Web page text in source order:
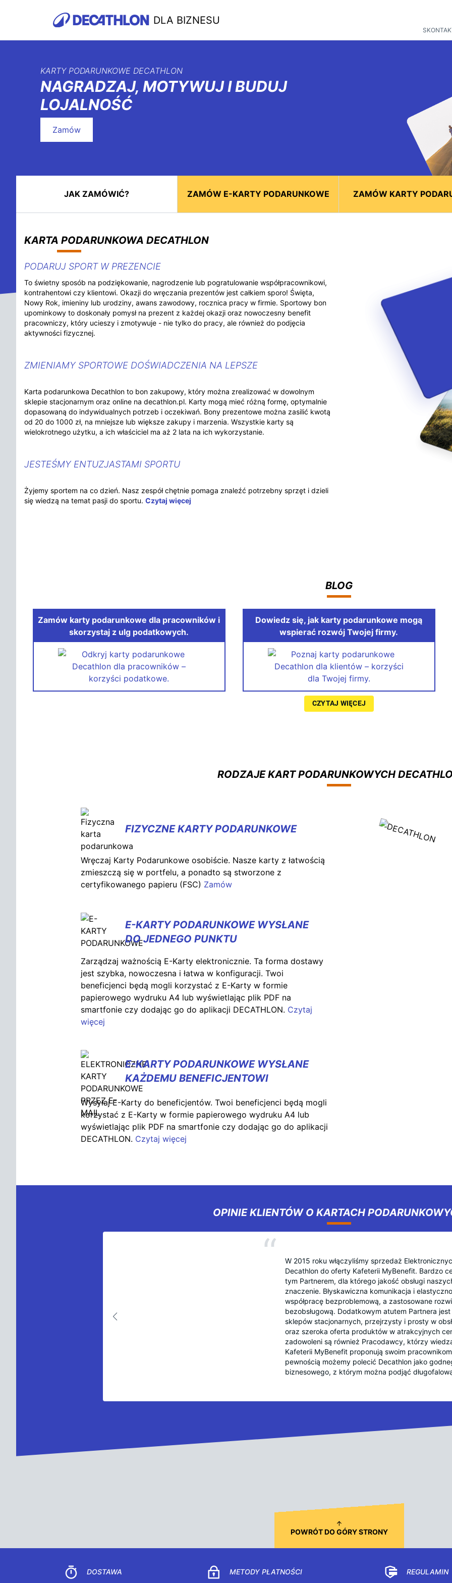
DLA BIZNESU
KARTY PODARUNKOWE DECATHLON
NAGRADZAJ, MOTYWUJ I BUDUJ
LOJALNOŚĆ
Zamów
JAK ZAMÓWIĆ? ZAMÓW E-KARTY PODARUNKOWE ZAMÓW KARTY
KARTA PODARUNKOWA DECATHLON
PODARUJ SPORT W PREZENCIE
To świetny sposób na podziękowanie, nagrodzenie lub pogratulowanie współpracownikowi,
kontrahentowi czy klientowi. Okazji do wręczania prezentów jest całkiem sporo! Święta,
Nowy Rok, imieniny lub urodziny, awans zawodowy, rocznica pracy w firmie. Sportowy bon
upominkowy to doskonały pomysł na prezent z każdej okazji oraz nowoczesny benefit
pracowniczy, który ucieszy i zmotywuje - nie tylko do pracy, ale również do podjęcia
aktywności fizycznej.
ZMIENIAMY SPORTOWE DOŚWIADCZENIA NA LEPSZE
Karta podarunkowa Decathlon to bon zakupowy, który można zrealizować w dowolnym
sklepie stacjonarnym oraz online na decathlon.pl. Karty mogą mieć różną formę, optymalnie
dopasowaną do indywidualnych potrzeb i oczekiwań. Bony prezentowe można zasilić kwotą
od 20 do 1000 zł, na mniejsze lub większe zakupy i marzenia. Wszystkie karty są
wielokrotnego użytku, a ich właściciel ma aż 2 lata na ich wykorzystanie.
JESTEŚMY ENTUZJASTAMI SPORTU
Żyjemy sportem na co dzień. Nasz zespół chętnie pomaga znaleźć potrzebny sprzęt i dzieli
się wiedzą na temat pasji do sportu. Czytaj więcej
BLOG
Zamów karty podarunkowe dla pracowników i
skorzystaj z ulg podatkowych.
Dowiedz się, jak karty podarunkowe mogą
wspierać rozwój Twojej firmy.
CZYTAJ WIĘCEJ
RODZAJE KART PODARUNKOWYCH
FIZYCZNE KARTY PODARUNKOWE
Wręczaj Karty Podarunkowe osobiście. Nasze karty z łatwością
zmieszczą się w portfelu, a ponadto są stworzone z
certyfikowanego papieru (FSC) Zamów
E-KARTY PODARUNKOWE WYSŁANE
DO JEDNEGO PUNKTU
Zarządzaj ważnością E-Karty elektronicznie. Ta forma dostawy
jest szybka, nowoczesna i łatwa w konfiguracji. Twoi
beneficjenci będą mogli korzystać z E-Karty w formie
papierowego wydruku A4 lub wyświetlając plik PDF na
smartfonie czy dodając go do aplikacji DECATHLON. Czytaj
więcej
E-KARTY PODARUNKOWE WYSŁANE
KAŻDEMU BENEFICJENTOWI
Wysyłaj E-Karty do beneficjentów. Twoi beneficjenci będą mogli
korzystać z E-Karty w formie papierowego wydruku A4 lub
wyświetlając plik PDF na smartfonie czy dodając go do aplikacji
DECATHLON. Czytaj więcej
OPINIE KLIENTÓW O KARTACH
W 2015 roku włączyliśmy sprzedaż
Decathlon do oferty Kafeterii MyBenefit. Bardzo
tym Partnerem, dla którego jakość obsługi
znaczenie. Błyskawiczna komunikacja i
współpracę bezproblemową, a zastosowane
bezobsługową. Dodatkowym atutem Partnera
sklepów stacjonarnych, przejrzysty i prosty w
oraz szeroka oferta produktów w atrakcyjnych
zadowoleni są również Pracodawcy, którzy
Kafeterii MyBenefit proponują swoim
pewnością możemy polecić Decathlon jako
biznesowego, z którym można podjąć
POWRÓT DO GÓRY STRONY
DOSTAWA METODY PŁATNOŚCI REGULAMIN